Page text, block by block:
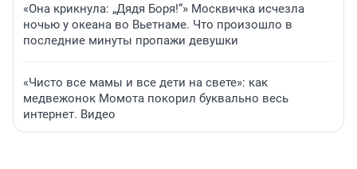
«Она крикнула: „Дядя Боря!“» Москвичка исчезла
ночью у океана во Вьетнаме. Что произошло в
последние минуты пропажи девушки
«Чисто все мамы и все дети на свете»: как
медвежонок Момота покорил буквально весь
интернет. Видео